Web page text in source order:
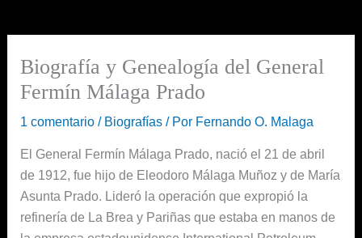
Biografía y Genealogía del General
Fermín Málaga Prado
1 comentario / Biografías/ Por Fernando O. Malaga
El General Fermín Málaga Prado, nació el 21 de abril
de 1912, fue hijo de Eleodoro Málaga Muñoz y de María
Asunta Prado. Lideró la operación que expropió la
refinería de La Brea y Pariñas que estaba en manos de